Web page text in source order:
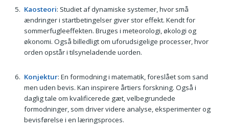
Kaosteori: Studiet af dynamiske systemer, hvor små
ændringer i startbetingelser giver stor effekt. Kendt for
sommerfugleeffekten. Bruges i meteorologi, økologi og
økonomi. Også billedligt om uforudsigelige processer, hvor
orden opstår i tilsyneladende uorden.
Konjektur: En formodning i matematik, foreslået som sand
men uden bevis. Kan inspirere årtiers forskning. Også i
daglig tale om kvalificerede gæt, velbegrundede
formodninger, som driver videre analyse, eksperimenter og
bevisførelse i en læringsproces.